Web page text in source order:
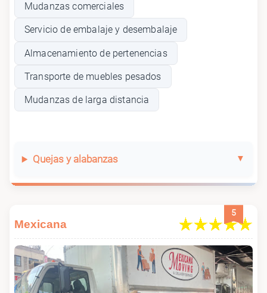
Mudanzas comerciales
Servicio de embalaje y desembalaje
Almacenamiento de pertenencias
Transporte de muebles pesados
Mudanzas de larga distancia
Quejas y alabanzas
5
Mexicana